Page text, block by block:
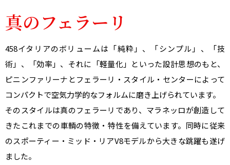
真のフェラーリ
458イタリアのボリュームは「純粋」、「シンプル」、「技
術」、「効率」、それに「軽量化」といった設計思想のもと、
ピニンファリーナとフェラーリ・スタイル・センターによって
コンパクトで空気力学的なフォルムに磨き上げられています。
そのスタイルは真のフェラーリであり、マラネッロが創造して
きたこれまでの車輌の特徴・特性を備えています。同時に従来
のスポーティー・ミッド・リアV8モデルから大きな跳躍も遂げ
ました。